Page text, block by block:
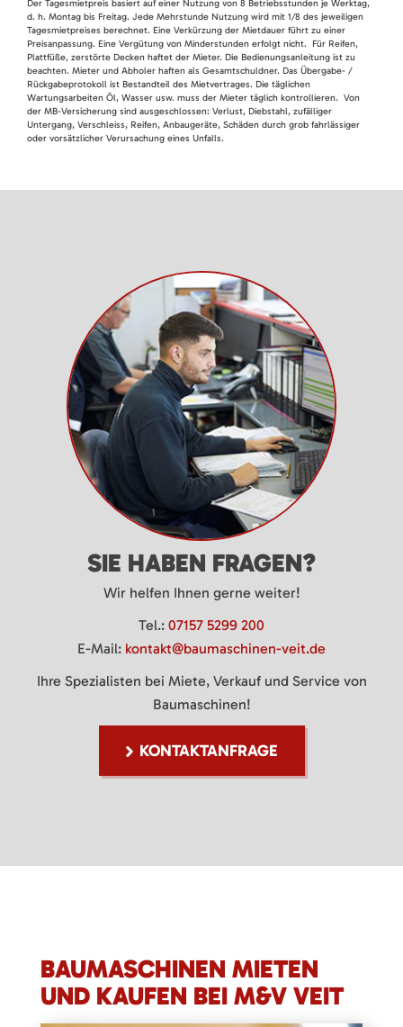
Der Tagesmietpreis basiert auf einer Nutzung von 8 Betriebsstunden je Werktag,
d. h. Montag bis Freitag. Jede Mehrstunde Nutzung wird mit 1/8 des jeweiligen
Tagesmietpreises berechnet. Eine Verkürzung der Mietdauer führt zu einer
Preisanpassung. Eine Vergütung von Minderstunden erfolgt nicht. Für Reifen,
Plattfüße, zerstörte Decken haftet der Mieter. Die Bedienungsanleitung ist zu
beachten. Mieter und Abholer haften als Gesamtschuldner. Das Übergabe- /
Rückgabeprotokoll ist Bestandteil des Mietvertrages. Die täglichen
Wartungsarbeiten Öl, Wasser usw. muss der Mieter täglich kontrollieren. Von
der MB-Versicherung sind ausgeschlossen: Verlust, Diebstahl, zufälliger
Untergang, Verschleiss, Reifen, Anbaugeräte, Schäden durch grob fahrlässiger
oder vorsätzlicher Verursachung eines Unfalls.
SIE HABEN FRAGEN?
Wir helfen Ihnen gerne weiter!
Tel.: 07157 5299 200
E-Mail: kontakt@baumaschinen-veit.de
Ihre Spezialisten bei Miete, Verkauf und Service von
Baumaschinen!
KONTAKTANFRAGE
BAUMASCHINEN MIETEN
UND KAUFEN BEI M&V VEIT